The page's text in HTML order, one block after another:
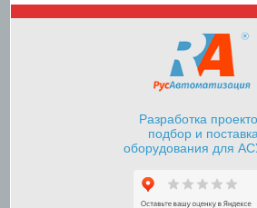
Шкафы контроля
Разработка
подбор и поставка
оборудования для